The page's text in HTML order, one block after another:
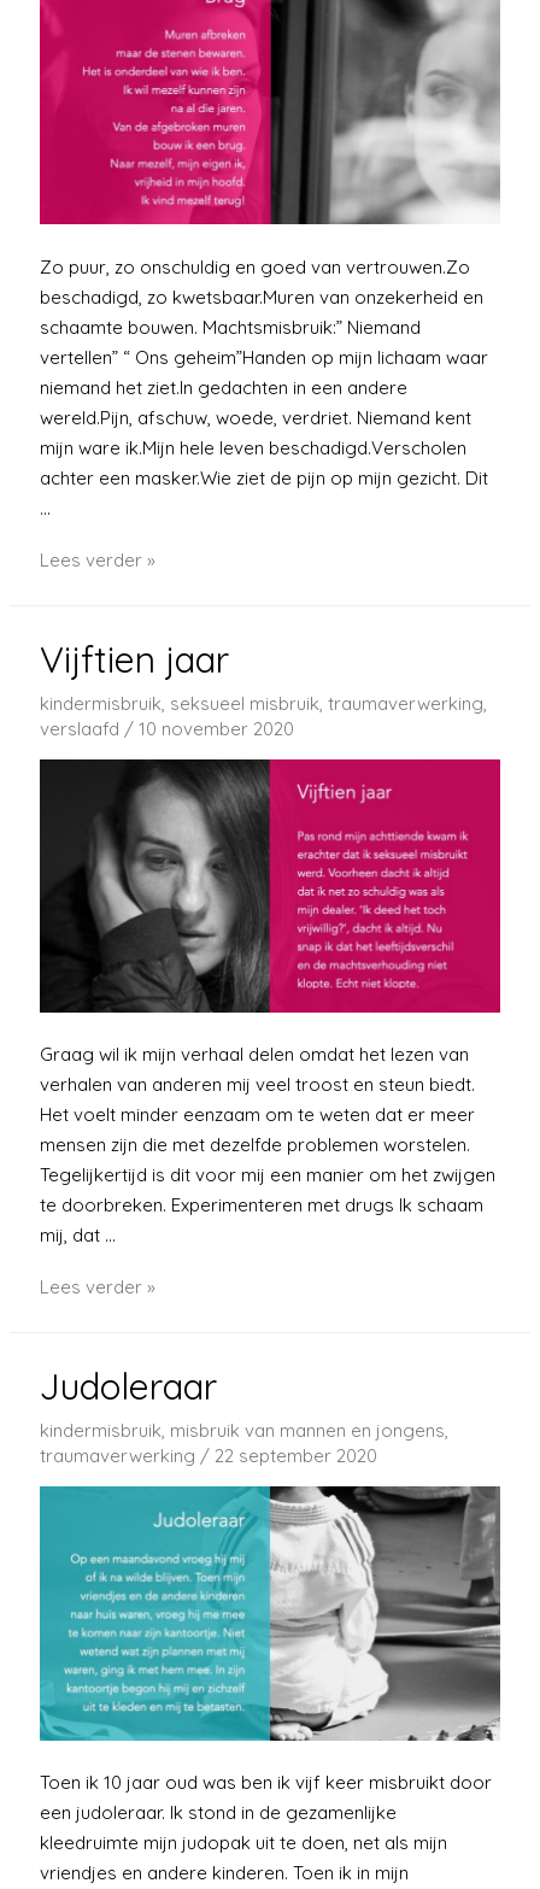
Zo puur, zo onschuldig en goed van vertrouwen.Zo
beschadigd, zo kwetsbaar.Muren van onzekerheid en
schaamte bouwen. Machtsmisbruik:” Niemand
vertellen” “ Ons geheim”Handen op mijn lichaam waar
niemand het ziet.In gedachten in een andere
wereld.Pijn, afschuw, woede, verdriet. Niemand kent
mijn ware ik.Mijn hele leven beschadigd.Verscholen
achter een masker.Wie ziet de pijn op mijn gezicht. Dit
…
Brug
Lees verder »
Vijftien jaar
kindermisbruik seksueel misbruik ,traumaverwerking
verslaafd /10 november 2020
Graag wil ik mijn verhaal delen omdat het lezen van
verhalen van anderen mij veel troost en steun biedt.
Het voelt minder eenzaam om te weten dat er meer
mensen zijn die met dezelfde problemen worstelen.
Tegelijkertijd is dit voor mij een manier om het zwijgen
te doorbreken. Experimenteren met drugs Ik schaam
mij, dat …
Vijftien
Lees verder »
Judoleraar
kindermisbruik, misbruik van mannen en jongens,
traumaverwerking / 22 september 2020
Toen ik 10 jaar oud was ben ik vijf keer misbruikt door
een judoleraar. Ik stond in de gezamenlijke
kleedruimte mijn judopak uit te doen, net als mijn
vriendjes en andere kinderen. Toen ik in mijn